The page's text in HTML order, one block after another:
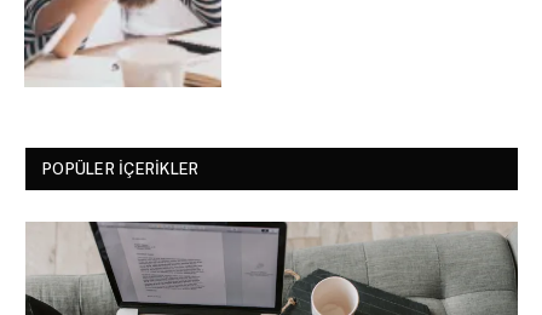
POPÜLER İÇERIKLER